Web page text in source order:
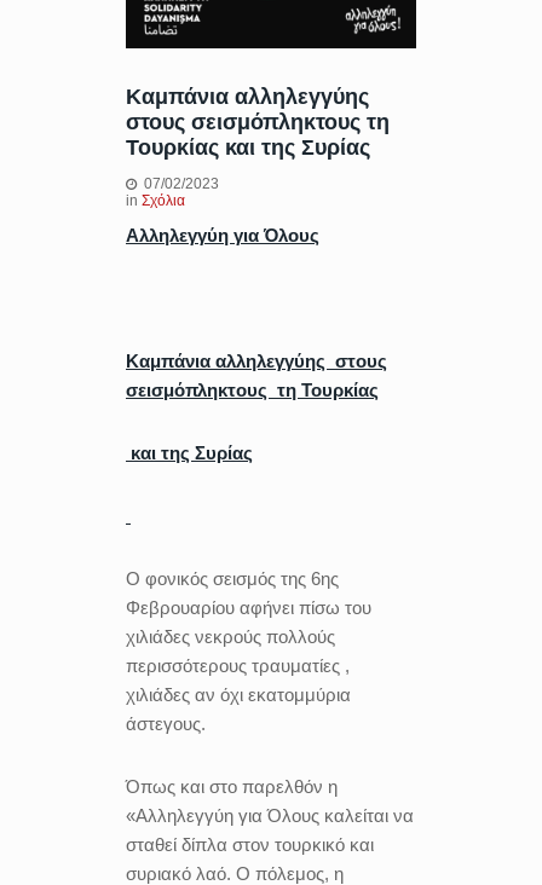
Καμπάνια αλληλεγγύης
στους σεισμόπληκτους τη
Τουρκίας και της Συρίας
07/02/2023
in Σχόλια
Αλληλεγγύη για Όλους
Καμπάνια αλληλεγγύης στους
σεισμόπληκτους τη Τουρκίας
και της Συρίας
Ο φονικός σεισμός της 6ης
Φεβρουαρίου αφήνει πίσω του
χιλιάδες νεκρούς πολλούς
περισσότερους τραυματίες ,
χιλιάδες αν όχι εκατομμύρια
άστεγους.
Όπως και στο παρελθόν η
«Αλληλεγγύη για Όλους καλείται να
σταθεί δίπλα στον τουρκικό και
συριακό λαό. Ο πόλεμος, η